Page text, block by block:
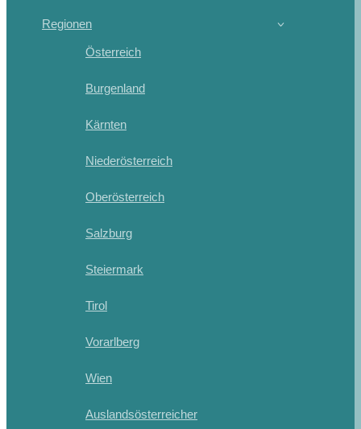
Regionen
Österreich
Burgenland
Kärnten
Niederösterreich
Oberösterreich
Salzburg
Steiermark
Tirol
Vorarlberg
Wien
Auslandsösterreicher